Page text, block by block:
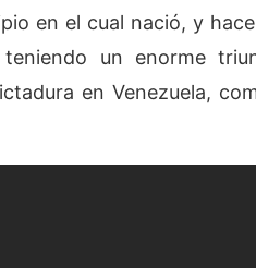
en el cual nació, y
un enorme
en Venezuela,